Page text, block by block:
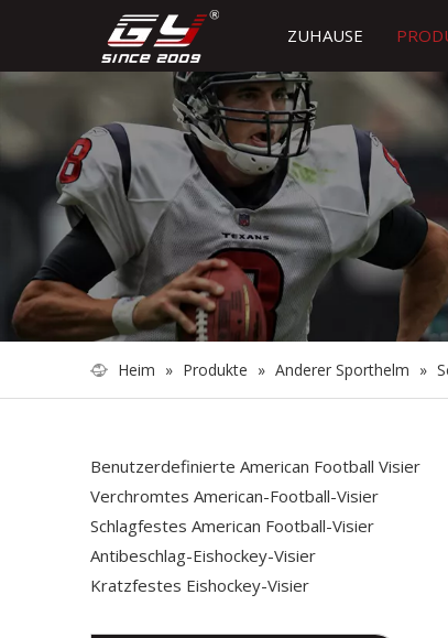
ZUHAUSE
Heim » Produkte » Anderer Sporthelm »
Benutzerdefinierte American Football Visier
Verchromtes American-Football-Visier
Schlagfestes American Football-Visier
Antibeschlag-Eishockey-Visier
Kratzfestes Eishockey-Visier